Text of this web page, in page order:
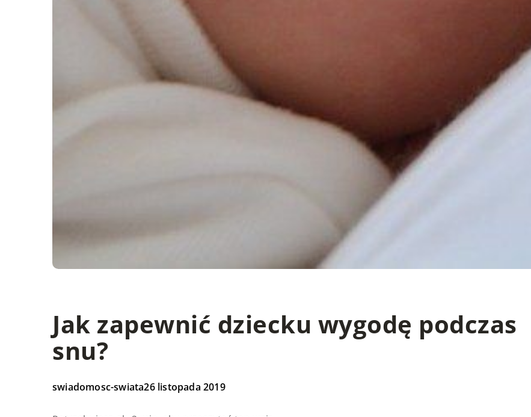
Jak zapewnić dziecku wygodę podczas
snu?
swiadomosc-swiata26 listopada 2019